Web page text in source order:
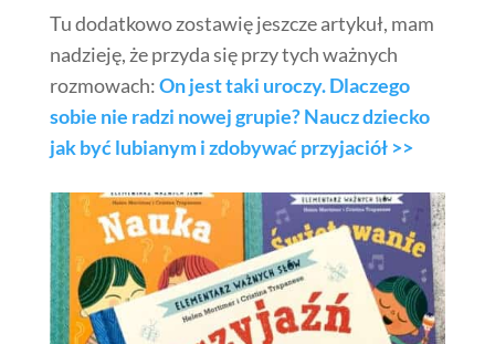
Tu dodatkowo zostawię jeszcze artykuł, mam
nadzieję, że przyda się przy tych ważnych
rozmowach:On jest taki uroczy. Dlaczego
sobie nie radzi nowej grupie? Naucz dziecko
jak być lubianym i zdobywać przyjaciół >>